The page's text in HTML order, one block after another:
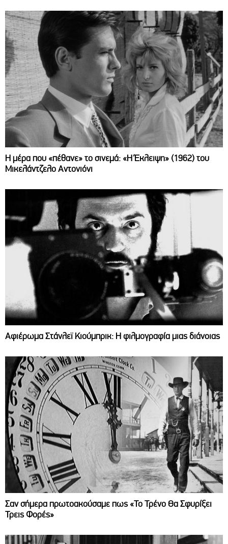
Η μέρα που «πέθανε» το σινεμά: «Η Έκλειψη» (1962) του
Μικελάντζελο Αντονιόνι
Αφιέρωμα Στάνλεϊ Κιούμπρικ: Η φιλμογραφία μιας διάνοιας
Σαν σήμερα πρωτοακούσαμε πως «Το Τρένο Θα Σφυρίξει
Τρεις Φορές»